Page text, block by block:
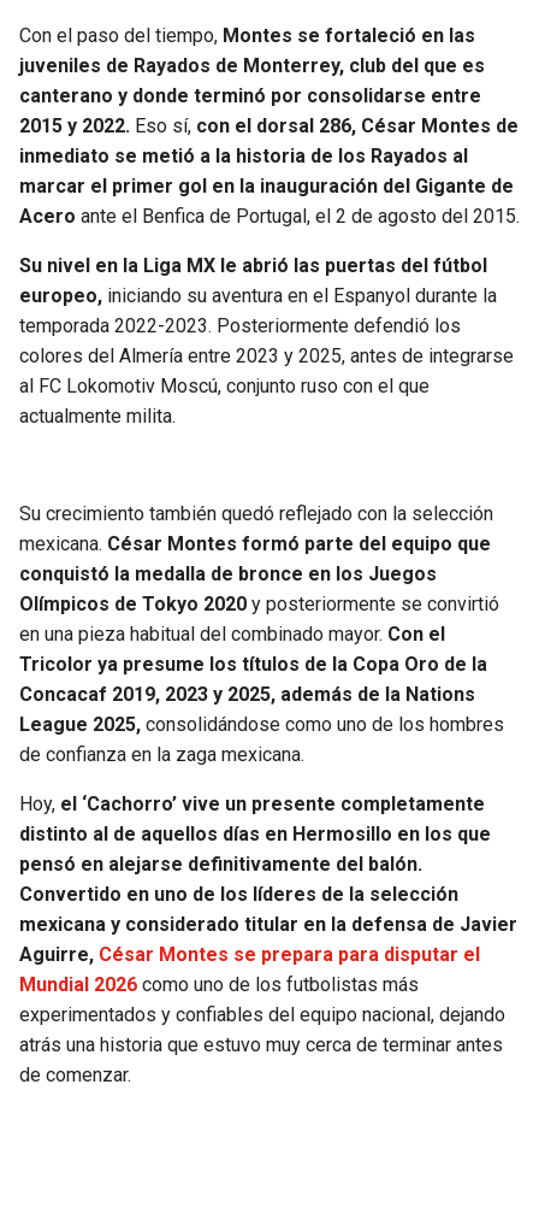
Con el paso del tiempo, Montes se fortaleció en las
juveniles de Rayados de Monterrey, club del que es
canterano y donde terminó por consolidarse entre
2015 y 2022. Eso sí, con el dorsal 286, César Montes de
inmediato se metió a la historia de los Rayados al
marcar el primer gol en la inauguración del Gigante de
Acero ante el Benfica de Portugal, el 2 de agosto del 2015.
Su nivel en la Liga MX le abrió las puertas del fútbol
europeo, iniciando su aventura en el Espanyol durante la
temporada 2022-2023. Posteriormente defendió los
colores del Almería entre 2023 y 2025, antes de integrarse
al FC Lokomotiv Moscú, conjunto ruso con el que
actualmente milita.
Su crecimiento también quedó reflejado con la selección
mexicana. César Montes formó parte del equipo que
conquistó la medalla de bronce en los Juegos
Olímpicos de Tokyo 2020 y posteriormente se convirtió
en una pieza habitual del combinado mayor. Con el
Tricolor ya presume los títulos de la Copa Oro de la
Concacaf 2019, 2023 y 2025, además de la Nations
League 2025, consolidándose como uno de los hombres
de confianza en la zaga mexicana.
Hoy, el ‘Cachorro’ vive un presente completamente
distinto al de aquellos días en Hermosillo en los que
pensó en alejarse definitivamente del balón.
Convertido en uno de los líderes de la selección
mexicana y considerado titular en la defensa de Javier
Aguirre, César Montes se prepara para disputar el
Mundial 2026 como uno de los futbolistas más
experimentados y confiables del equipo nacional, dejando
atrás una historia que estuvo muy cerca de terminar antes
de comenzar.